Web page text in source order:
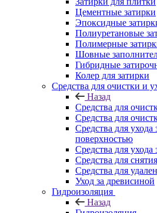
Цементные затирки
Эпоксидные
Полиуретановые
Полимерные
Шовные
Гибридные
Колер для затирки
Средства для очистки и
Назад
Средства для
Средства для
Средства для
поверхностью
Средства для ухода
Средства для
Средства для
Уход за древисиной
Гидроизоляция
Назад